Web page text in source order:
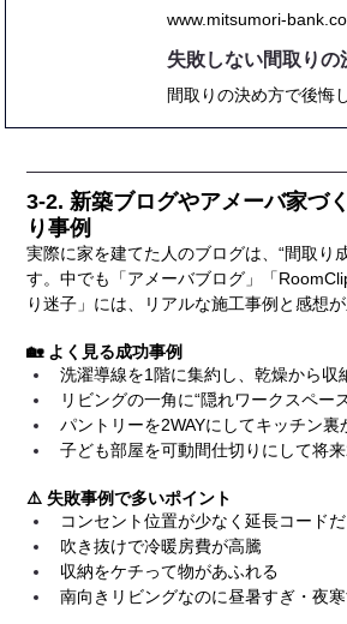
www.mitsumori-
3-2. 新築ブログやアメーバ家づ
り事例
実際に家を建てた人のブログは、“間取り
す。中でも「アメーバブログ」「
り迷子 」には、リアルな施工事例と感想
🏡 よく見る成功事例
洗濯導線を1階に集約し、乾燥から収
リビングの一角に“隠れワークスペー
パントリーを2WAYにしてキッチン裏
子ども部屋を可動間仕切りにして将
⚠️ 失敗事例で多いポイント
コンセント位置が少なく延長コード
吹き抜けで冷暖房費が高騰
収納をケチって物があふれる
南向きリビングなのに昼暑すぎ・夜